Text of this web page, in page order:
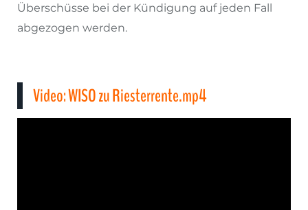
Überschüsse bei der Kündigung auf jeden Fall
abgezogen werden.
Video: WISO zu Riesterrente.mp4